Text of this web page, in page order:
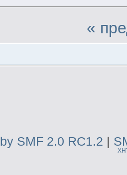
«
SMF 2.0 RC1.2 |